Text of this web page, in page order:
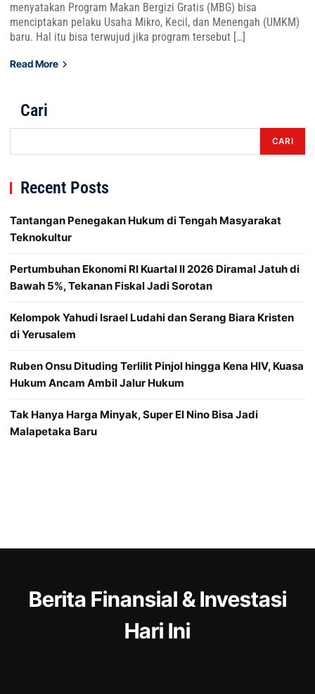
menyatakan Program Makan Bergizi Gratis (MBG) bisa
menciptakan pelaku Usaha Mikro, Kecil, dan Menengah (UMKM)
baru. Hal itu bisa terwujud jika program tersebut […]
Read More
Cari
CARI
Recent Posts
Tantangan Penegakan Hukum di Tengah Masyarakat
Teknokultur
Pertumbuhan Ekonomi RI Kuartal II 2026 Diramal Jatuh di
Bawah 5%, Tekanan Fiskal Jadi Sorotan
Kelompok Yahudi Israel Ludahi dan Serang Biara Kristen
di Yerusalem
Ruben Onsu Dituding Terlilit Pinjol hingga Kena HIV, Kuasa
Hukum Ancam Ambil Jalur Hukum
Tak Hanya Harga Minyak, Super El Nino Bisa Jadi
Malapetaka Baru
Berita Finansial & Investasi
Hari Ini